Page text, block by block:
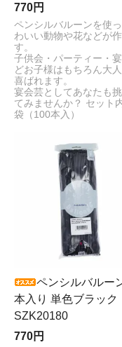
770円
ペンシルバルーンを使
わいい動物や花などが
す。
子供会・パーティー・
どお子様はもちろん大
喜ばれます。
宴会芸としてあなたも
てみませんか？ セット
袋（100本入）
ペンシルバルー
本入り 単色ブラッ
SZK20180
770円